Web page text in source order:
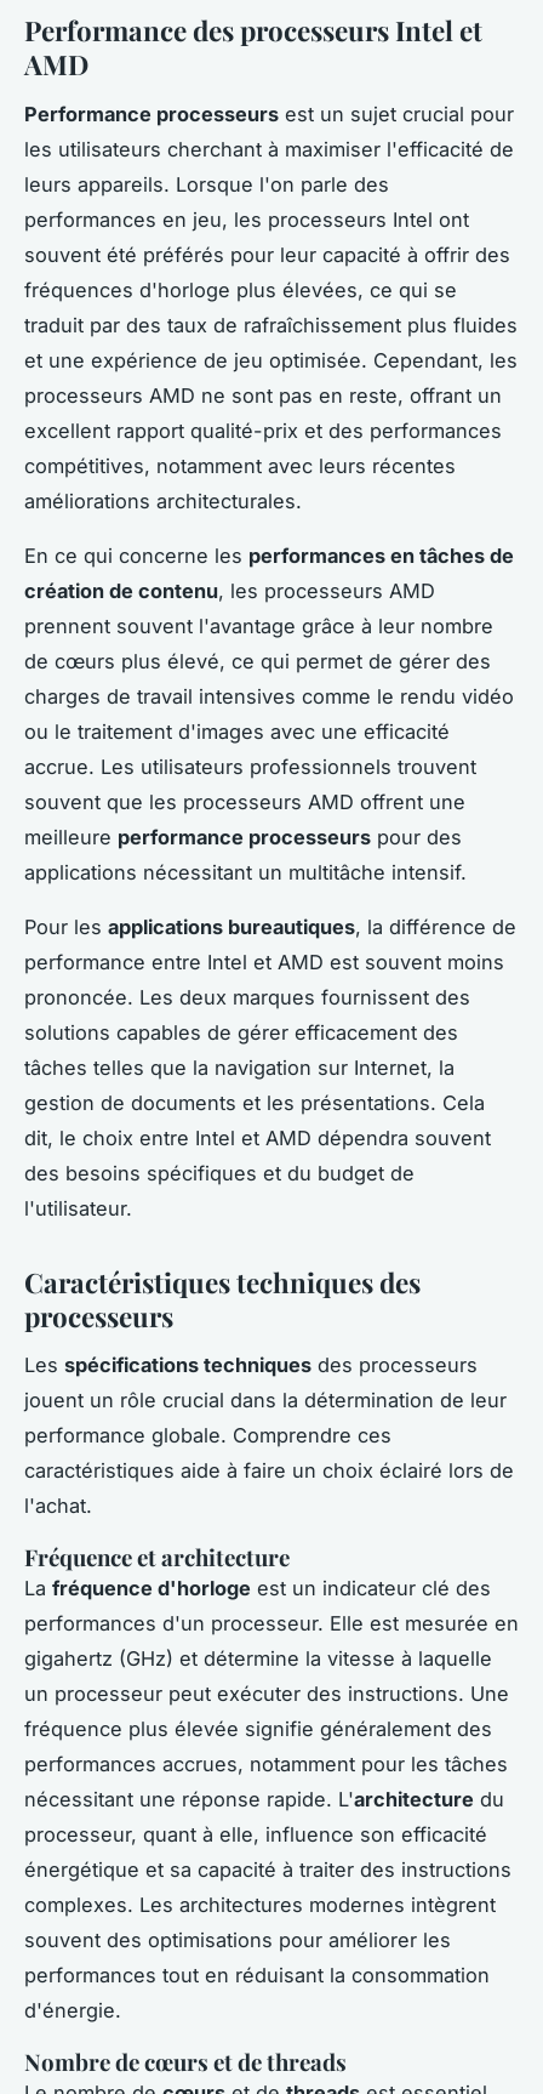
Performance des processeurs Intel et
AMD
Performance processeurs est un sujet crucial pour
les utilisateurs cherchant à maximiser l'efficacité de
leurs appareils. Lorsque l'on parle des
performances en jeu, les processeurs Intel ont
souvent été préférés pour leur capacité à offrir des
fréquences d'horloge plus élevées, ce qui se
traduit par des taux de rafraîchissement plus fluides
et une expérience de jeu optimisée. Cependant, les
processeurs AMD ne sont pas en reste, offrant un
excellent rapport qualité-prix et des performances
compétitives, notamment avec leurs récentes
améliorations architecturales.
En ce qui concerne les performances en tâches de
création de contenu, les processeurs AMD
prennent souvent l'avantage grâce à leur nombre
de cœurs plus élevé, ce qui permet de gérer des
charges de travail intensives comme le rendu vidéo
ou le traitement d'images avec une efficacité
accrue. Les utilisateurs professionnels trouvent
souvent que les processeurs AMD offrent une
meilleure performance processeurs pour des
applications nécessitant un multitâche intensif.
Pour les applications bureautiques, la différence de
performance entre Intel et AMD est souvent moins
prononcée. Les deux marques fournissent des
solutions capables de gérer efficacement des
tâches telles que la navigation sur Internet, la
gestion de documents et les présentations. Cela
dit, le choix entre Intel et AMD dépendra souvent
des besoins spécifiques et du budget de
l'utilisateur.
Caractéristiques techniques des
processeurs
Les spécifications techniques des processeurs
jouent un rôle crucial dans la détermination de leur
performance globale. Comprendre ces
caractéristiques aide à faire un choix éclairé lors de
l'achat.
Fréquence et architecture
La fréquence d'horloge est un indicateur clé des
performances d'un processeur. Elle est mesurée en
gigahertz (GHz) et détermine la vitesse à laquelle
un processeur peut exécuter des instructions. Une
fréquence plus élevée signifie généralement des
performances accrues, notamment pour les tâches
nécessitant une réponse rapide. L'architecture du
processeur, quant à elle, influence son efficacité
énergétique et sa capacité à traiter des instructions
complexes. Les architectures modernes intègrent
souvent des optimisations pour améliorer les
performances tout en réduisant la consommation
d'énergie.
Nombre de cœurs et de threads